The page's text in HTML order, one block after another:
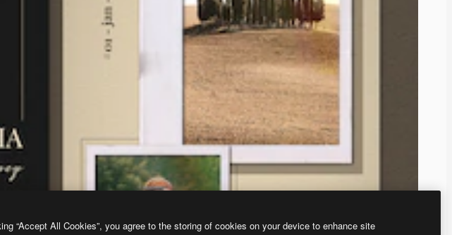
“Accept All Cookies”, you agree to the storing of cookies on your device to enhance site